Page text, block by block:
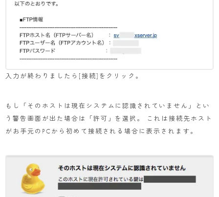
入力が終わりましたら[接続]をクリック。
もし「そのホストは現在システムに認識されていません」とい
う警告画面が出た場合は「許可」を選択。 これは接続先ホスト
がお手元のPCから初めて接続される場合に表示されます。